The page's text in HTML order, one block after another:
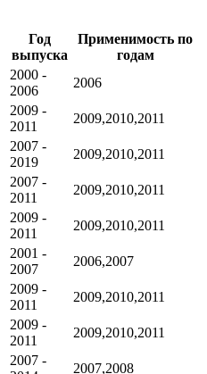
Год
выпуска
Применимость по
годам
2000 -
2006
2006
2009 -
2011
2009,2010,2011
2007 -
2019
2009,2010,2011
2007 -
2011
2009,2010,2011
2009 -
2011
2009,2010,2011
2001 -
2007
2006,2007
2009 -
2011
2009,2010,2011
2009 -
2011
2009,2010,2011
2007 -
2007,2008